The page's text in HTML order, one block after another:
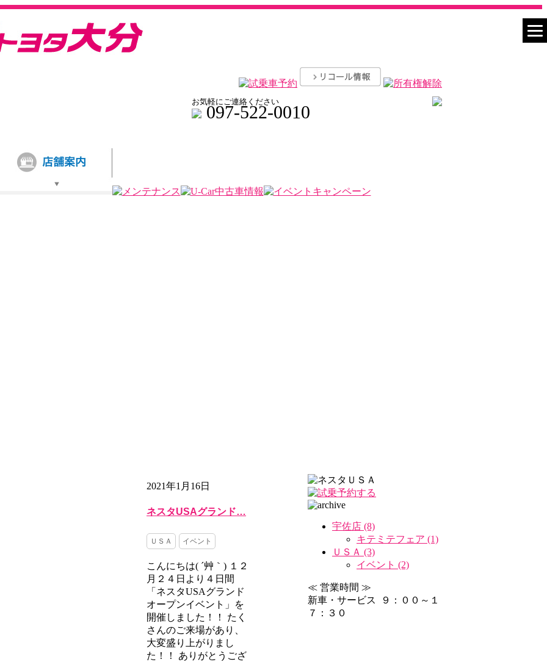
お気軽にご連絡ください
097-522-0010
2021年1月16日
ネスタUSAグランド…
ＵＳＡ イベント
こんにちは( ´艸｀) １２
月２４日より４日間
「ネスタUSAグランド
オープンイベント」を
開催しました！！ たく
さんのご来場があり、
大変盛り上がりまし
た！！ ありがとうござ
宇佐店 (8)
キテミテフェア (1)
ＵＳＡ (3)
イベント (2)
≪ 営業時間 ≫
新車・サービス ９：００～１
７：３０